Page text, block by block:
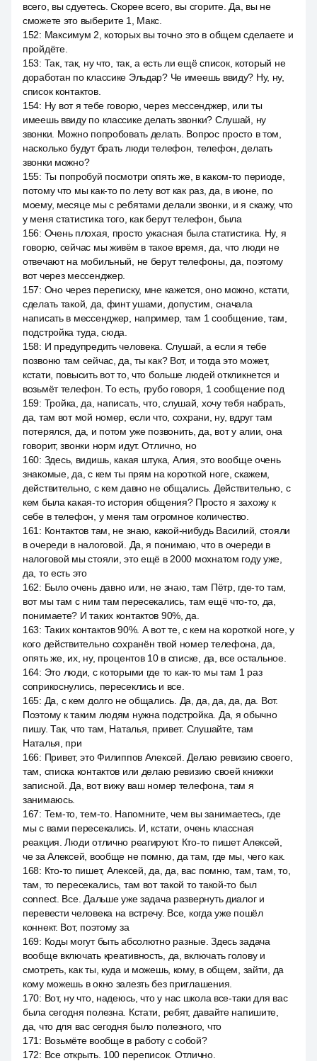
всего, вы сдуетесь. Скорее всего, вы сгорите. Да, вы не
сможете это выберите 1, Макс.
152: Максимум 2, которых вы точно это в общем сделаете и
пройдёте.
153: Так, так, ну что, так, а есть ли ещё список, который не
доработан по классике Эльдар? Че имеешь ввиду? Ну, ну,
список контактов.
154: Ну вот я тебе говорю, через мессенджер, или ты
имеешь ввиду по классике делать звонки? Слушай, ну
звонки. Можно попробовать делать. Вопрос просто в том,
насколько будут брать люди телефон, телефон, делать
звонки можно?
155: Ты попробуй посмотри опять же, в каком-то периоде,
потому что мы как-то по лету вот как раз, да, в июне, по
моему, месяце мы с ребятами делали звонки, и я скажу, что
у меня статистика того, как берут телефон, была
156: Очень плохая, просто ужасная была статистика. Ну, я
говорю, сейчас мы живём в такое время, да, что люди не
отвечают на мобильный, не берут телефоны, да, поэтому
вот через мессенджер.
157: Оно через переписку, мне кажется, оно можно, кстати,
сделать такой, да, финт ушами, допустим, сначала
написать в мессенджер, например, там 1 сообщение, там,
подстройка туда, сюда.
158: И предупредить человека. Слушай, а если я тебе
позвоню там сейчас, да, ты как? Вот, и тогда это может,
кстати, повысить вот то, что больше людей откликнется и
возьмёт телефон. То есть, грубо говоря, 1 сообщение под
159: Тройка, да, написать, что, слушай, хочу тебя набрать,
да, там вот мой номер, если что, сохрани, ну, вдруг там
потерялся, да, и потом уже позвонить, да, вот у алии, она
говорит, звонки норм идут. Отлично, но
160: Здесь, видишь, какая штука, Алия, это вообще очень
знакомые, да, с кем ты прям на короткой ноге, скажем,
действительно, с кем давно не общались. Действительно, с
кем была какая-то история общения? Просто я захожу к
себе в телефон, у меня там огромное количество.
161 : Контактов там, не знаю, какой-нибудь Василий, стояли
в очереди в налоговой. Да, я понимаю, что в очереди в
налоговой мы стояли, это ещё в 2000 мохнатом году уже,
да, то есть это
162: Было очень давно или, не знаю, там Пётр, где-то там,
вот мы там с ним там пересекались, там ещё что-то, да,
понимаете? И таких контактов 90%, да.
163: Таких контактов 90%. А вот те, с кем на короткой ноге, у
кого действительно сохранён твой номер телефона, да,
опять же, их, ну, процентов 10 в списке, да, все остальное.
164: Это люди, с которыми где то как-то мы там 1 раз
соприкоснулись, пересеклись и все.
165: Да, с кем долго не общались. Да, да, да, да, да. Вот.
Поэтому к таким людям нужна подстройка. Да, я обычно
пишу. Так, что там, Наталья, привет. Слушайте, там
Наталья, при
166: Привет, это Филиппов Алексей. Делаю ревизию своего,
там, списка контактов или делаю ревизию своей книжки
записной. Да, вот вижу ваш номер телефона, там я
занимаюсь.
167: Тем-то, тем-то. Напомните, чем вы занимаетесь, где
мы с вами пересекались. И, кстати, очень классная
реакция. Люди отлично реагируют. Кто-то пишет Алексей,
че за Алексей, вообще не помню, да там, где мы, чего как.
168: Кто-то пишет, Алексей, да, да, вас помню, там, там, то,
там, то пересекались, там вот такой то такой-то был
connect. Все. Дальше уже задача развернуть диалог и
перевести человека на встречу. Все, когда уже пошёл
коннект. Вот, поэтому за
169: Коды могут быть абсолютно разные. Здесь задача
вообще включать креативность, да, включать голову и
смотреть, как ты, куда и можешь, кому, в общем, зайти, да
кому можешь в окно залезть без приглашения.
170: Вот, ну что, надеюсь, что у нас школа все-таки для вас
была сегодня полезна. Кстати, ребят, давайте напишите,
да, что для вас сегодня было полезного, что
171 : Возьмёте вообще в работу с собой?
172: Все открыть. 100 переписок. Отлично.